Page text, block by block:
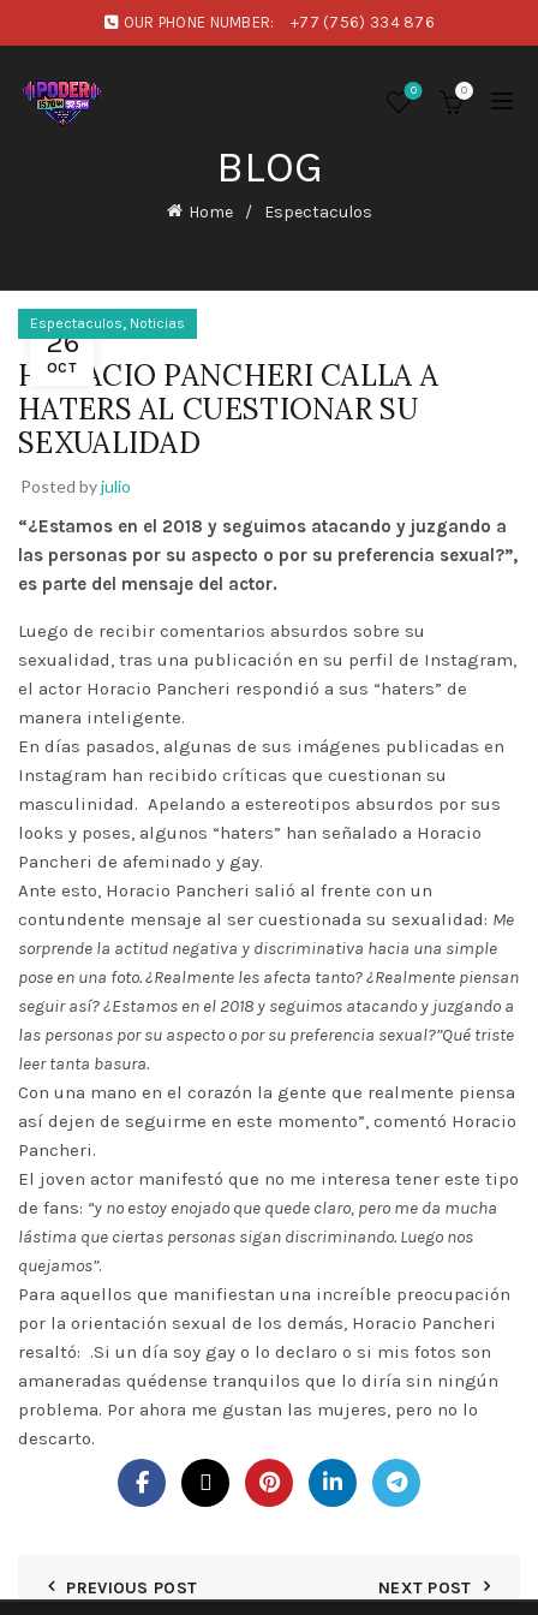
OUR PHONE NUMBER: +77 (756) 334 876
0 0
BLOG
Home Espectaculos
26
OCT
Espectaculos, Noticias
HORACIO PANCHERI CALLA A
HATERS AL CUESTIONAR SU
SEXUALIDAD
Posted byjulio
“¿Estamos en el 2018 y seguimos atacando y juzgando a
las personas por su aspecto o por su preferencia sexual?”,
es parte del mensaje del actor.
Luego de recibir comentarios absurdos sobre su
sexualidad, tras una publicación en su perfil de Instagram,
el actor Horacio Pancheri respondió a sus “haters” de
manera inteligente.
En días pasados, algunas de sus imágenes publicadas en
Instagram han recibido críticas que cuestionan su
masculinidad. Apelando a estereotipos absurdos por sus
looks y poses, algunos “haters” han señalado a Horacio
Pancheri de afeminado y gay.
Ante esto, Horacio Pancheri salió al frente con un
contundente mensaje al ser cuestionada su sexualidad: Me
sorprende la actitud negativa y discriminativa hacia una simple
pose en una foto. ¿Realmente les afecta tanto? ¿Realmente piensan
seguir así? ¿Estamos en el 2018 y seguimos atacando y juzgando a
las personas por su aspecto o por su preferencia sexual?”Qué triste
leer tanta basura.
Con una mano en el corazón la gente que realmente piensa
así dejen de seguirme en este momento”, comentó Horacio
Pancheri.
El joven actor manifestó que no me interesa tener este tipo
de fans: “y no estoy enojado que quede claro, pero me da mucha
lástima que ciertas personas sigan discriminando. Luego nos
quejamos”.
Para aquellos que manifiestan una increíble preocupación
por la orientación sexual de los demás, Horacio Pancheri
resaltó: .Si un día soy gay o lo declaro o si mis fotos son
amaneradas quédense tranquilos que lo diría sin ningún
problema. Por ahora me gustan las mujeres, pero no lo
descarto.
PREVIOUS POST NEXT POST